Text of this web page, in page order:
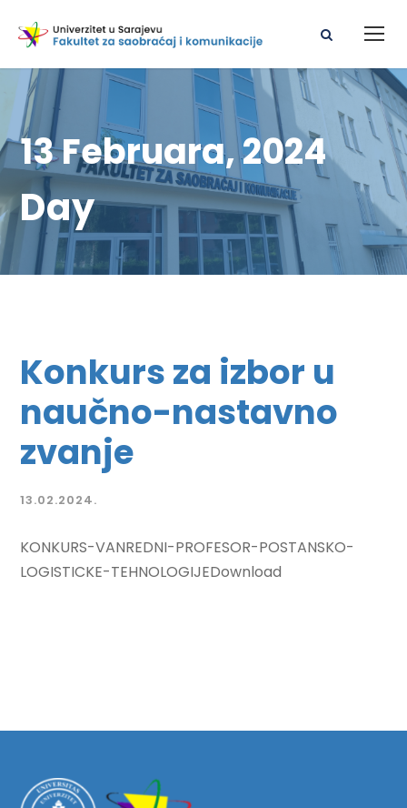
13 Februara, 2024
Day
Konkurs za izbor u
naučno-nastavno
zvanje
13.02.2024.
KONKURS-VANREDNI-PROFESOR-POSTANSKO-
LOGISTICKE-TEHNOLOGIJEDownload